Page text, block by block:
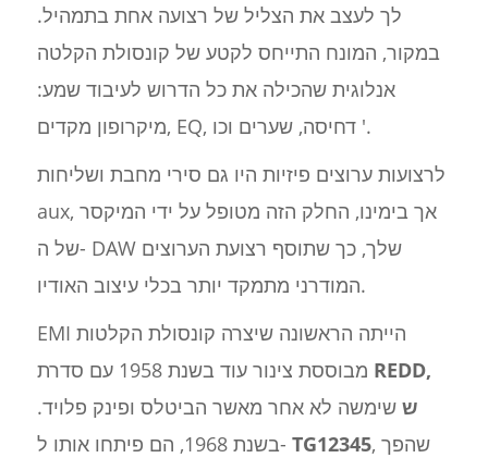
לך לעצב את הצליל של רצועה אחת בתמהיל.
במקור, המונח התייחס לקטע של קונסולת הקלטה
אנלוגית שהכילה את כל הדרוש לעיבוד שמע:
מיקרופון מקדים, EQ, דחיסה, שערים וכו '.
לרצועות ערוצים פיזיות היו גם סירי מחבת ושליחות
aux, אך בימינו, החלק הזה מטופל על ידי המיקסר
של ה- DAW שלך, כך שתוסף רצועת הערוצים
המודרני מתמקד יותר בכלי עיצוב האודיו.
EMI הייתה הראשונה שיצרה קונסולת הקלטות
REDD,
ש שימשה לא אחר מאשר הביטלס ופינק פלויד.
בשנת 1968, הם פיתחו אותו ל- TG12345, שהפך